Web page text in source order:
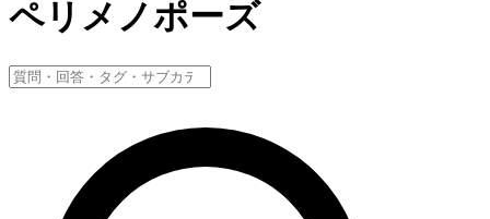
ペリメノポーズ